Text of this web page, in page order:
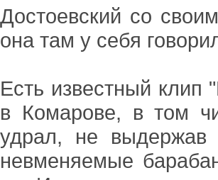
Достоевский со
она там у себя
Есть известный
в Комарове, в том
удрал, не выдержав
невменяемые